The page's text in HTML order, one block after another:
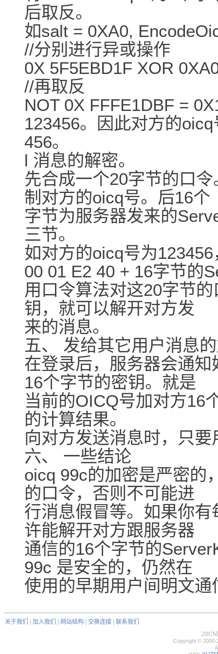
后取反。
如salt = 0XA0,
//分别进行异或操作
0X 5F5EBD1F XOR
//再取反
NOT 0X FFFE1DBF =
123456。因此对方的
456。
l 消息的解密。
先合成一个20字节的口
制对方的oicq号。后16个
字节为服务器发来的
三节。
如对方的oicq号为
00 01 E2 40 + 16字节的
用口令算法对这20字节
钥，就可以解开对方发
来的消息。
五、 发给其它用户消息
在登录后，服务器会通
16个字节的密钥。就是
当前的OICQ号加对方16
的计算结果。
向对方发送消息时，只
六、 一些结论
oicq 99c的加密是严密的
的口令，否则不可能进
行消息假冒等。如果你
许能解开对方跟服务器
通信的16个字节的
99c 是安全的，仍然在
使用的早期用户间明文
关于我们 加入我们 网站结构 交换连接
联系我们
20CN
Copyright © 2000-